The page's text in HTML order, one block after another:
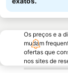
Os preços e a
mudam
ofertas que
nos sites de